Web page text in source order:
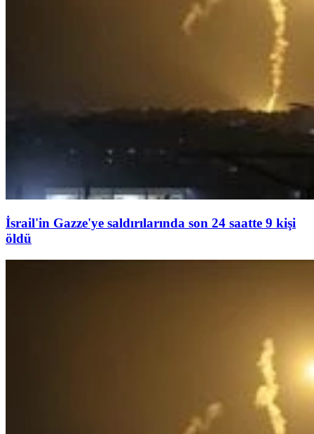
İsrail'in Gazze'ye saldırılarında son 24 saatte 9 kişi
öldü